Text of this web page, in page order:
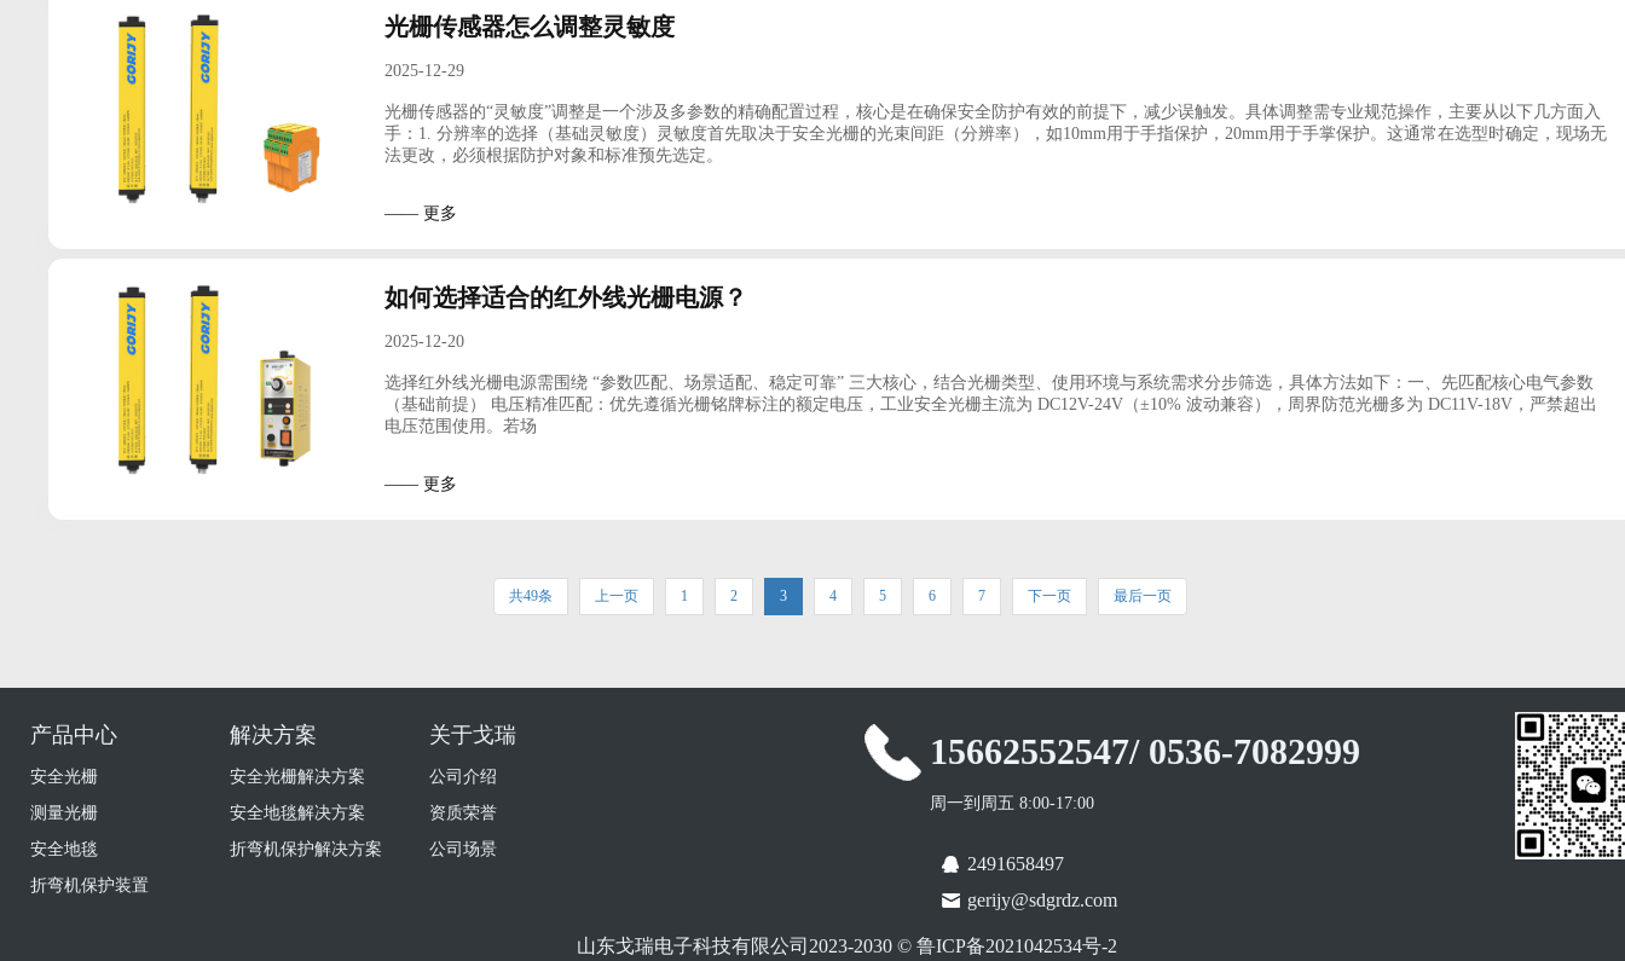
光栅传感器怎么调整灵敏度
2025-12-29
光栅传感器的“灵敏度”调整是一个涉及多参数的精确配置过程，核心是在确保安全防护有效的前提下，减少误触发。具体调整需专业规范操作，主要从以下几方面入
手：1. 分辨率的选择（基础灵敏度）灵敏度首先取决于安全光栅的光束间距（分辨率），如10mm用于手指保护，20mm用于手掌保护。这通常在选型时确定，现场无
法更改，必须根据防护对象和标准预先选定。
—— 更多
如何选择适合的红外线光栅电源？
2025-12-20
选择红外线光栅电源需围绕 “参数匹配、场景适配、稳定可靠” 三大核心，结合光栅类型、使用环境与系统需求分步筛选，具体方法如下：一、先匹配核心电气参数
（基础前提） 电压精准匹配：优先遵循光栅铭牌标注的额定电压，工业安全光栅主流为 DC12V-24V（±10% 波动兼容），周界防范光栅多为 DC11V-18V，严禁超出
电压范围使用。若场
—— 更多
共49条 上一页 1 2 3 4 5 6 7 下一页 最后一页
产品中心
安全光栅
测量光栅
安全地毯
折弯机保护装置
解决方案
安全光栅解决方案
安全地毯解决方案
折弯机保护解决方案
关于戈瑞
公司介绍
资质荣誉
公司场景
15662552547/ 0536-7082999
周一到周五 8:00-17:00
2491658497
gerijy@sdgrdz.com
山东戈瑞电子科技有限公司2023-2030 © 鲁ICP备2021042534号-2